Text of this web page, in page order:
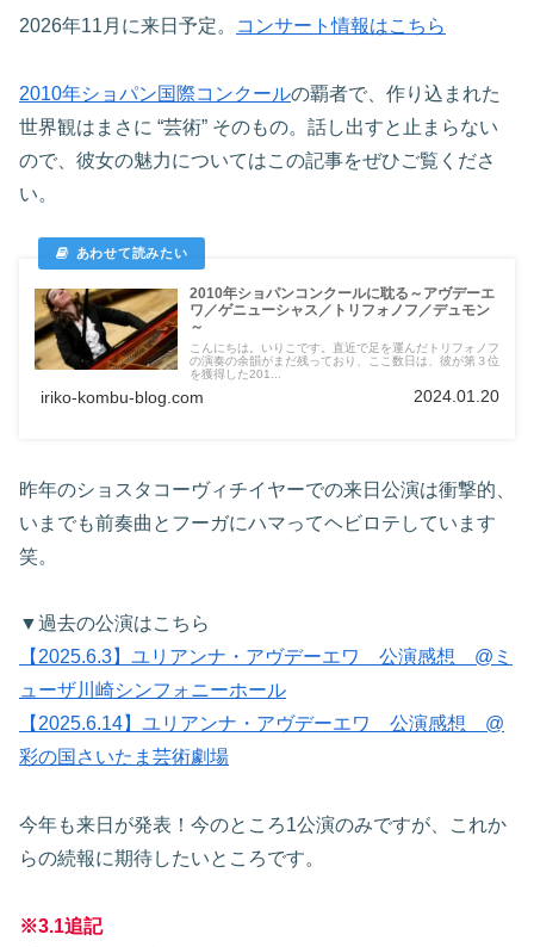
2026年11月に来日予定。 コンサート情報はこちら
2010年ショパン国際コンクールの覇者で、作り込まれた
世界観はまさに “芸術” そのもの。話し出すと止まらない
ので、彼女の魅力についてはこの記事をぜひご覧くださ
い。
2010年ショパンコンクールに耽る～アヴデーエ
ワ／ゲニューシャス／トリフォノフ／デュモン
～
こんにちは。いりこです。直近で足を運んだトリフォノフ
の演奏の余韻がまだ残っており、ここ数日は、彼が第３位
を獲得した201...
iriko-kombu-blog.com 2024.01.20
昨年のショスタコーヴィチイヤーでの来日公演は衝撃的、
いまでも前奏曲とフーガにハマってヘビロテしています
笑。
▼過去の公演はこちら
【2025.6.3】ユリアンナ・アヴデーエワ 公演感想 @ミ
ューザ川崎シンフォニーホール
【2025.6.14】ユリアンナ・アヴデーエワ 公演感想 @
彩の国さいたま芸術劇場
今年も来日が発表！今のところ1公演のみですが、これか
らの続報に期待したいところです。
※3.1追記